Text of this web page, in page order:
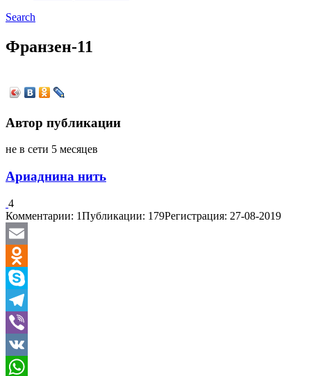
Search
Франзен-11
Автор публикации
не в сети 5 месяцев
Ариаднина нить
4
Комментарии: 1Публикации: 179Регистрация: 27-08-2019
Email
Odnoklassniki
Skype
Telegram
Viber
VK